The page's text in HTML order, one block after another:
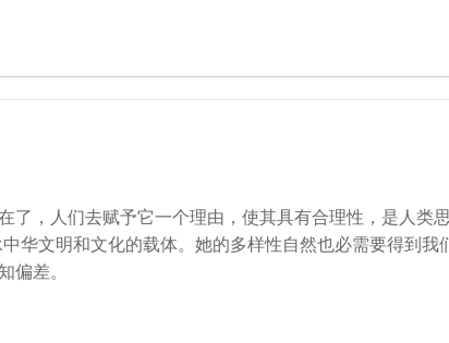
了，人们去赋予它一个理由，使其具有合理性，是人类
华文明和文化的载体。她的多样性自然也必需要得到
偏差。